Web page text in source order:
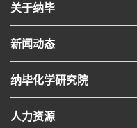
关于纳毕
新闻动态
纳毕化学研究院
人力资源